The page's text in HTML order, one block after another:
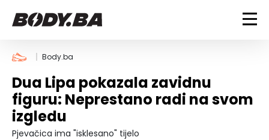
FITNESS
Vježbanje
Mršanje
Discipline
Indoor & Outdoor
BODYBUILDING
Trening i vježbe
Takmičarski bodybuilding
ISHRANA
Body.ba
Dua Lipa pokazala zavidnu
figuru: Neprestano radi na svom
izgledu
Pjevačica ima "isklesano" tijelo